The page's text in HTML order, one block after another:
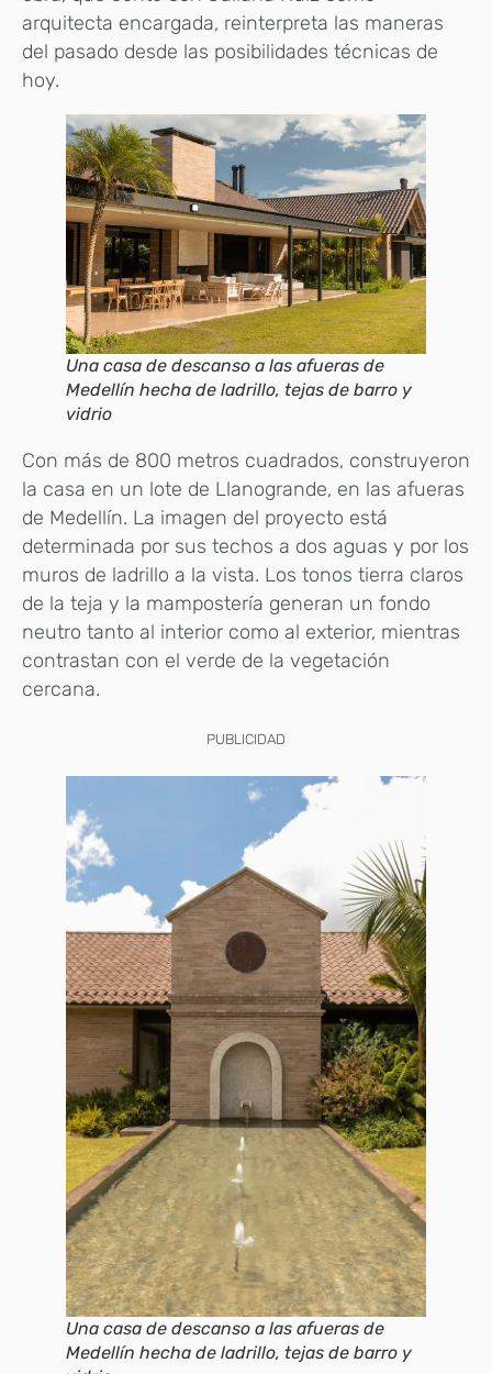
arquitecta encargada, reinterpreta las maneras
del pasado desde las posibilidades técnicas de
hoy.
Una casa de descanso a las afueras de
Medellín hecha de ladrillo, tejas de barro y
vidrio
Con más de 800 metros cuadrados, construyeron
la casa en un lote de Llanogrande, en las afueras
de Medellín. La imagen del proyecto está
determinada por sus techos a dos aguas y por los
muros de ladrillo a la vista. Los tonos tierra claros
de la teja y la mampostería generan un fondo
neutro tanto al interior como al exterior, mientras
contrastan con el verde de la vegetación
cercana.
PUBLICIDAD
Una casa de descanso a las afueras de
Medellín hecha de ladrillo, tejas de barro y